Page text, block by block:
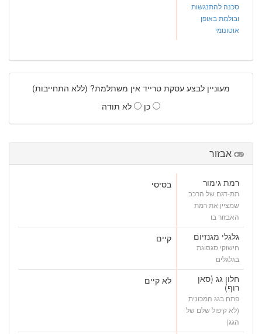
סכנה להתנגשות
ובולמת באופן
אוטונומי
מעוניין לבצע עסקת טרייד אין משתלמת? (ללא התחייבות)
כן
לא תודה
אבזור
רמת גימור
תת-דגם של הרכב
שמציין את רמת
האבזור בו
בסיסי
גלגלי מגנזיום
חישוקי סגסוגת
בגלגלים
קיים
חלון גג (סאן
רוף)
פתח בגג המכונית
(לא קיפול שלם של
הגג)
לא קיים